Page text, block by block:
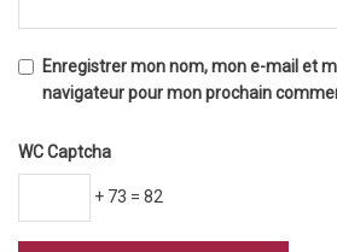
Enregistrer mon nom, mon e-mail et
navigateur pour mon prochain
WC Captcha
+ 73 = 82